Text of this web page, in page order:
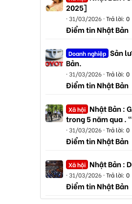
2025]
31/03/2026 Trả lời: 0
Điểm tin Nhật Bản
Doanh nghiệp Sản
Bản.
31/03/2026 Trả lời: 0
Điểm tin Nhật Bản
Xã hội Nhật Bản :
trong 5 năm qua .
31/03/2026 Trả lời: 0
Điểm tin Nhật Bản
Xã hội Nhật Bản :
31/03/2026 Trả lời: 0
Điểm tin Nhật Bản